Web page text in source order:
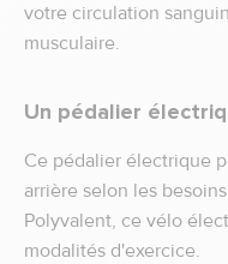
votre circulation
musculaire.
Un pédalier
Ce pédalier électrique
arrière selon les
Polyvalent, ce vélo
modalités d'exercice.